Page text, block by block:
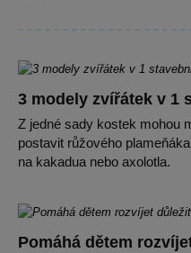
3 modely zvířátek v 1
Z jedné sady kostek mohou
postavit růžového
na kakadua nebo axolotla.
Pomáhá dětem